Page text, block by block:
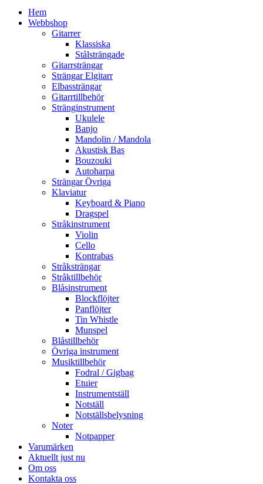
Hem
Webbshop
Gitarrer
Klassiska
Stålsträngade
Gitarrsträngar
Strängar Elgitarr
Elbassträngar
Gitarrtillbehör
Stränginstrument
Ukulele
Banjo
Mandolin / Mandola
Akustisk Bas
Bouzouki
Autoharpa
Strängar Övriga
Klaviatur
Keyboard & Piano
Dragspel
Stråkinstrument
Violin
Cello
Kontrabas
Stråksträngar
Stråktillbehör
Blåsinstrument
Blockflöjter
Panflöjter
Tin Whistle
Munspel
Blåstillbehör
Övriga instrument
Musiktillbehör
Fodral / Gigbag
Etuier
Instrumentställ
Notställ
Notställsbelysning
Noter
Notpapper
Varumärken
Aktuellt just nu
Om oss
Kontakta oss